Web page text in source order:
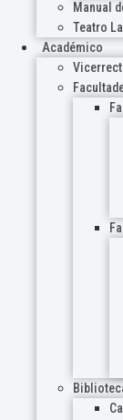
Manual
Teatro
Académico